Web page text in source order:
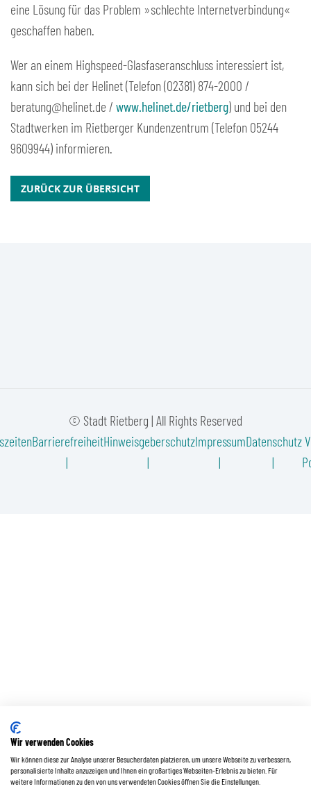
eine Lösung für das Problem »schlechte Internetverbindung«
geschaffen haben.
Wer an einem Highspeed-Glasfaseranschluss interessiert ist,
kann sich bei der Helinet (Telefon (02381) 874-2000 /
beratung@helinet.de / www.helinet.de/rietberg) und bei den
Stadtwerken im Rietberger Kundenzentrum (Telefon 05244
9609944) informieren.
ZURÜCK ZUR ÜBERSICHT
© Stadt Rietberg | All Rights Reserved
BarrierefreiheitHinweisgeberschutzImpressumDatenschutz
Wir verwenden Cookies
Wir können diese zur Analyse unserer Besucherdaten platzieren, um unsere Webseite zu verbessern,
personalisierte Inhalte anzuzeigen und Ihnen ein großartiges Webseiten-Erlebnis zu bieten. Für
weitere Informationen zu den von uns verwendeten Cookies öffnen Sie die Einstellungen.